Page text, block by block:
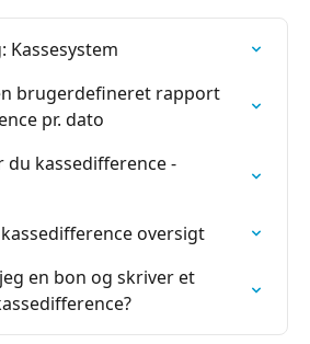
Kassesystem
brugerdefineret rapport
pr. dato
du kassedifference -
oversigt
en bon og skriver et